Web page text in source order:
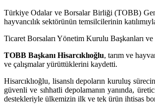
Türkiye Odalar ve Borsalar Birliği (TOBB)
hayvancılık sektörünün temsilcilerinin
Ticaret Borsaları Yönetim Kurulu Başkanları
TOBB Başkanı Hisarcıklıoğlu, tarım ve
ve çalışmalar yürüttüklerini kaydetti.
Hisarcıklıoğlu, lisanslı depoların kuruluş
güvenli ve sıhhatli depolamanın yanında,
destekleriyle ülkemizin ilk ve tek ürün ihtisas